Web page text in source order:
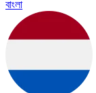
বাংলা